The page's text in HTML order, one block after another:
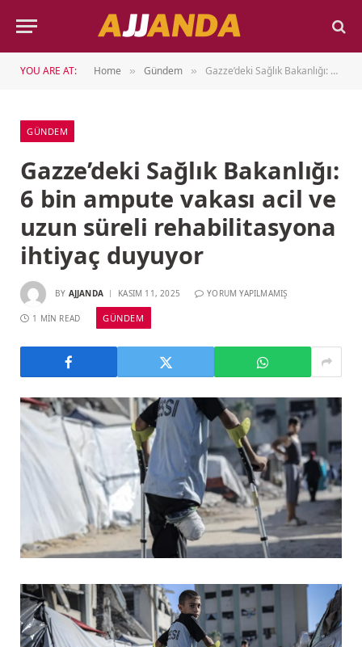
YOU ARE AT: Home » Gündem » Gazze’deki Sağlık Bakanlığı: 6 bin ampute vakası acil ve uzun süreli rehabilitasyona ihtiyaç duyuyor
GÜNDEM
Gazze’deki Sağlık Bakanlığı:
6 bin ampute vakası acil ve
uzun süreli rehabilitasyona
ihtiyaç duyuyor
BY AJJANDA KASIM 11, 2025 YORUM YAPILMAMIŞ
1 MIN READ GÜNDEM